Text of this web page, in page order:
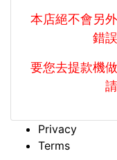
本店絕不會另
錯
要您去提款機
Privacy
Terms